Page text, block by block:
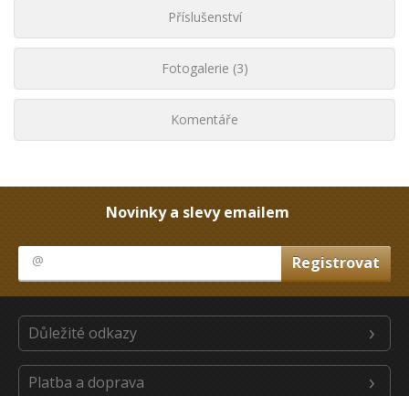
Příslušenství
Fotogalerie (3)
Komentáře
Novinky a slevy emailem
Důležité odkazy
Platba a doprava